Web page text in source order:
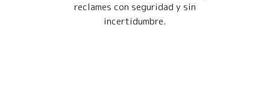
reclames con seguridad y sin
incertidumbre.